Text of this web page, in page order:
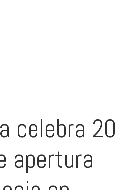
celebra 20
apertura